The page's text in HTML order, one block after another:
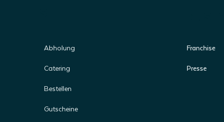
Franchise
Presse
Abholung
Catering
Bestellen
Gutscheine